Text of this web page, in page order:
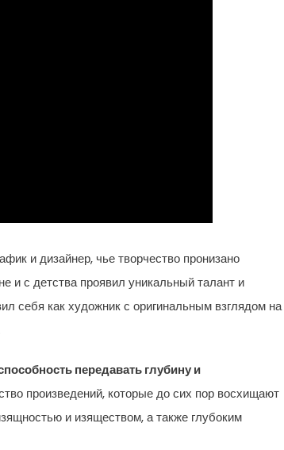
и дизайнер, чье творчество пронизано
и с детства проявил уникальный талант и
себя как художник с оригинальным взглядом на
передавать глубину и
произведений, которые до сих пор восхищают
и изяществом, а также глубоким